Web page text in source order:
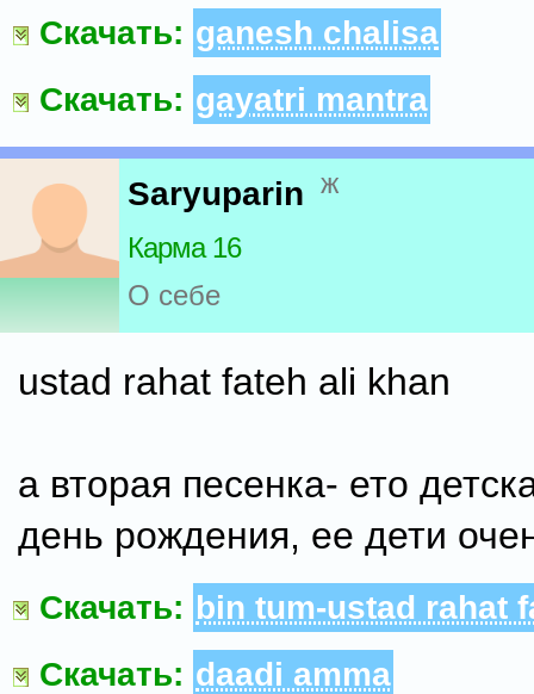
Скачать: ganesh chalisa
Скачать: gayatri mantra
Saryuparin ж
Карма 16
О себе
ustad rahat fateh ali khan
а вторая песенка- ето
день рождения, ее дети
Скачать: bin tum-ustad rahat
Скачать: daadi amma